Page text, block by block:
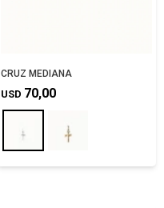
CRUZ MEDIANA
USD 70,00